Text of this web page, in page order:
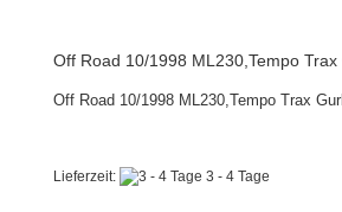
Off Road 10/1998 ML230,Tempo
Off Road 10/1998 ML230,Tempo Trax
Lieferzeit: 3 - 4 Tage